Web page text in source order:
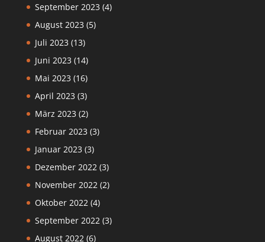
September 2023 (4)
August 2023 (5)
Juli 2023 (13)
Juni 2023 (14)
Mai 2023 (16)
April 2023 (3)
März 2023 (2)
Februar 2023 (3)
Januar 2023 (3)
Dezember 2022(3)
November 2022(2)
Oktober 2022(4)
September 2022(3)
August 2022(6)